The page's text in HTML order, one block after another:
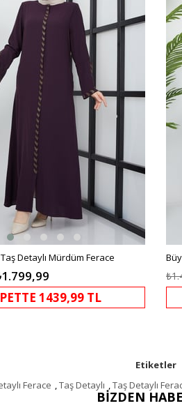
Detaylı Mürdüm Ferace
1439,99 TL
Etiketler
Ferace ,Taş Detaylı ,Taş Detaylı
BIZDEN